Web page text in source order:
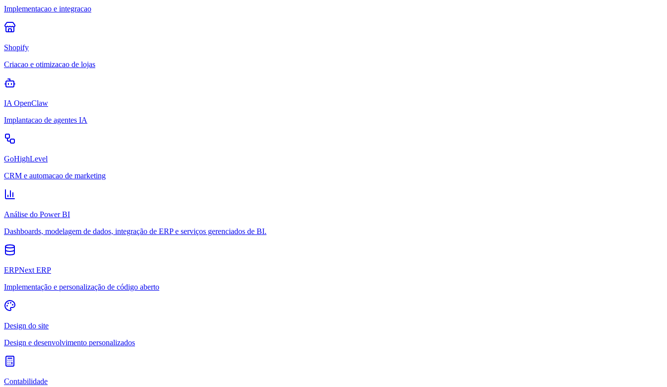
Implementacao e integracao
Shopify
Criacao e otimizacao de lojas
IA OpenClaw
Implantacao de agentes IA
GoHighLevel
CRM e automacao de marketing
Análise do Power BI
Dashboards, modelagem de dados, integração de ERP e serviços gerenciados de BI.
ERPNext ERP
Implementação e personalização de código aberto
Design do site
Design e desenvolvimento personalizados
Contabilidade